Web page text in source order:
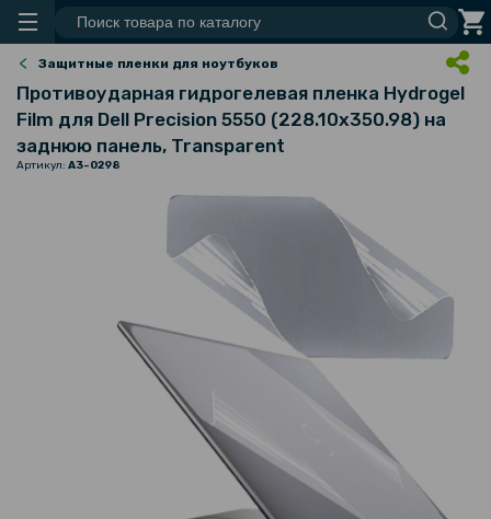
Защитные пленки для ноутбуков
Противоударная гидрогелевая пленка Hydrogel
Film для Dell Precision 5550 (228.10х350.98) на
заднюю панель, Transparent
Артикул: A3-0298